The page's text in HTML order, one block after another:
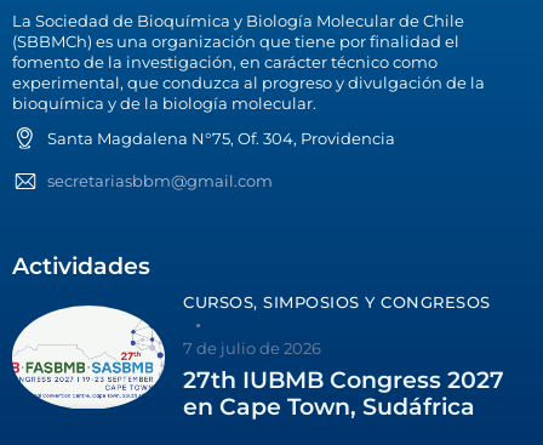
La Sociedad de Bioquímica y Biología Molecular de Chile
(SBBMCh) es una organización que tiene por finalidad el
fomento de la investigación, en carácter técnico como
experimental, que conduzca al progreso y divulgación de la
bioquímica y de la biología molecular.
Santa Magdalena N°75, Of. 304, Providencia
secretariasbbm@gmail.com
Actividades
CURSOS, SIMPOSIOS Y CONGRESOS
7 de julio de 2026
27th IUBMB Congress 2027
en Cape Town, Sudáfrica